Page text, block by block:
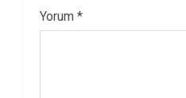
Yorum *